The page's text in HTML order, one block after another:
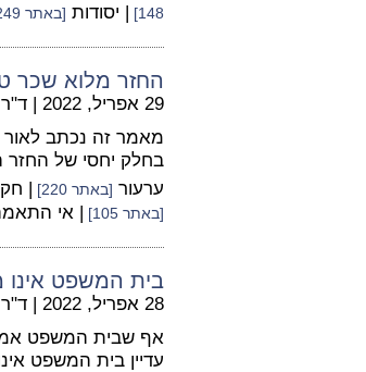
148]
| יסודות [באתר 249]
החזר מלוא שכר
29 אפריל, 2022 |
מאמר זה נכתב לאור
בחלק יחסי של החזר
ערעור [באתר 220] |
[באתר 105] | אי
בית המשפט אינו
28 אפריל, 2022 |
אף שבית המשפט
עדיין בית המשפט